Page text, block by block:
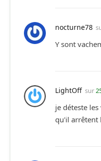
nocturne78
Y sont
LightOff sur
je déteste
qu'il arrêtent